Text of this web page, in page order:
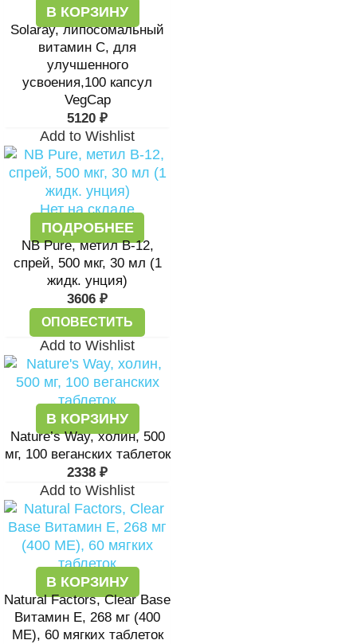
В КОРЗИНУ
Solaray, липосомальный
витамин C, для
улучшенного
усвоения,100 капсул
VegCap
5120 ₽
Add to Wishlist
Нет на складе
ПОДРОБНЕЕ
NB Pure, метил B-12,
спрей, 500 мкг, 30 мл (1
жидк. унция)
3606 ₽
ОПОВЕСТИТЬ
Add to Wishlist
В КОРЗИНУ
Nature’s Way, холин, 500
мг, 100 веганских таблеток
2338 ₽
Add to Wishlist
В КОРЗИНУ
Natural Factors, Clear Base
Витамин Е, 268 мг (400
МЕ), 60 мягких таблеток